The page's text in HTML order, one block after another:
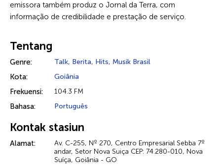
emissora também produz o Jornal da Terra, com
informação de credibilidade e prestação de serviço.
Tentang
Genre: Talk, Berita, Hits, Musik Brasil
Kota: Goiânia
Frekuensi: 104.3 FM
Bahasa: Português
Kontak stasiun
Alamat:
Av. C-255, Nº 270, Centro Empresarial Sebba 7º
andar, Setor Nova Suiça CEP: 74.280-010, Nova
Suíça, Goiânia - GO